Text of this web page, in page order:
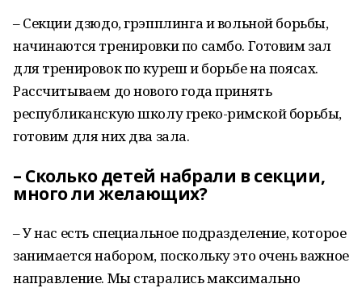
– Секции дзюдо, грэпплинга и вольной борьбы,
начинаются тренировки по самбо. Готовим зал
для тренировок по куреш и борьбе на поясах.
Рассчитываем до нового года принять
республиканскую школу греко-римской борьбы,
готовим для них два зала.
– Сколько детей набрали в секции,
много ли желающих?
– У нас есть специальное подразделение, которое
занимается набором, поскольку это очень важное
направление. Мы старались максимально